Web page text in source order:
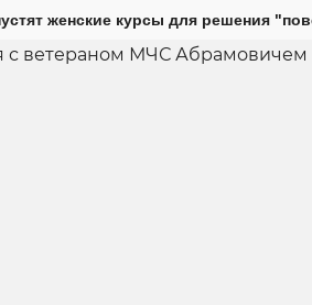
женские курсы для решения